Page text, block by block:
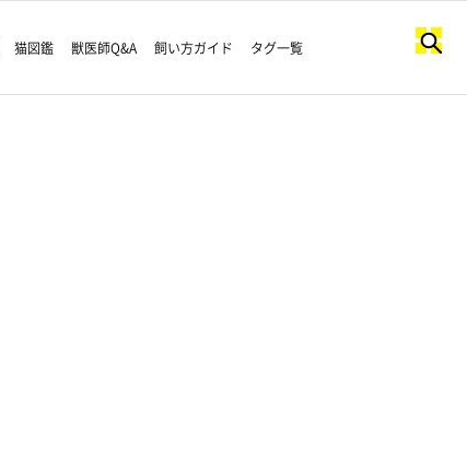
猫図鑑 獣医師Q&A 飼い方ガイド タグ一覧